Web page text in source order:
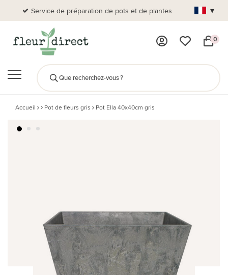
Service de préparation de pots et de plantes Plus
▾
0
Accueil Pot de fleurs gris Pot Ella 40x40cm gris